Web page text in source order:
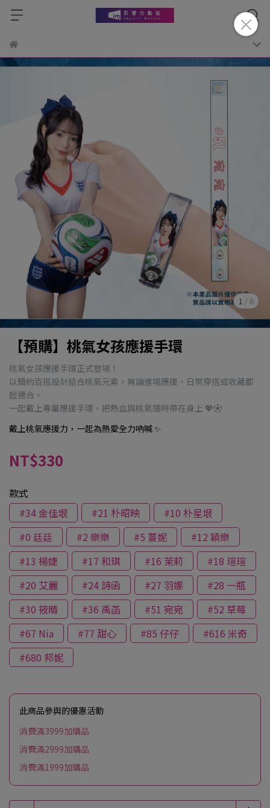
1 / 6
【預購】桃氣女孩應援手環
桃氣女孩應援手環正式登場！
以簡約百搭設計結合桃氣元素，無論進場應援、日常穿搭或收藏都
超適合。
一起戴上專屬應援手環，把熱血與桃氣隨時帶在身上 💖⚽
戴上桃氣應援力，一起為熱愛全力吶喊 ✨
NT$330
款式
#34 金佳垠
#21 朴昭映
#10 朴星垠
#0 廷廷
#2 樂樂 #5 蔓妮
#12 穎樂
#13 楊婕
#17 和琪 #16 茉莉
#18 瑄瑄
#20 艾麗
#24 詩函 #27 羽娜
#28 一瓶
#30 筱晴
#36 禹菡 #51 宛宛
#52 草莓
#67 Nia
#77 甜心 #85 仔仔
#616 米奇
#680 邦妮
此商品參與的優惠活動
消費滿3999加購品
消費滿2999加購品
消費滿1999加購品